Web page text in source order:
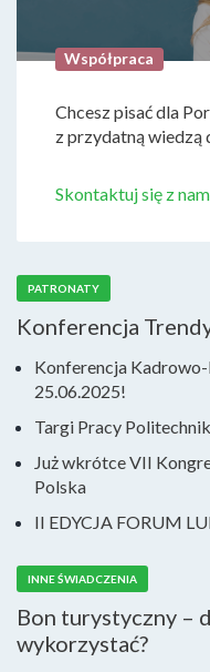
Współpraca
Chcesz pisać dla
z przydatną wiedzą
Skontaktuj się z
PATRONATY
Konferencja
Konferencja
25.06.2025!
Targi Pracy
Już wkrótce VII
Polska
II EDYCJA FORUM
INNE ŚWIADCZENIA
Bon turystyczny –
wykorzystać?